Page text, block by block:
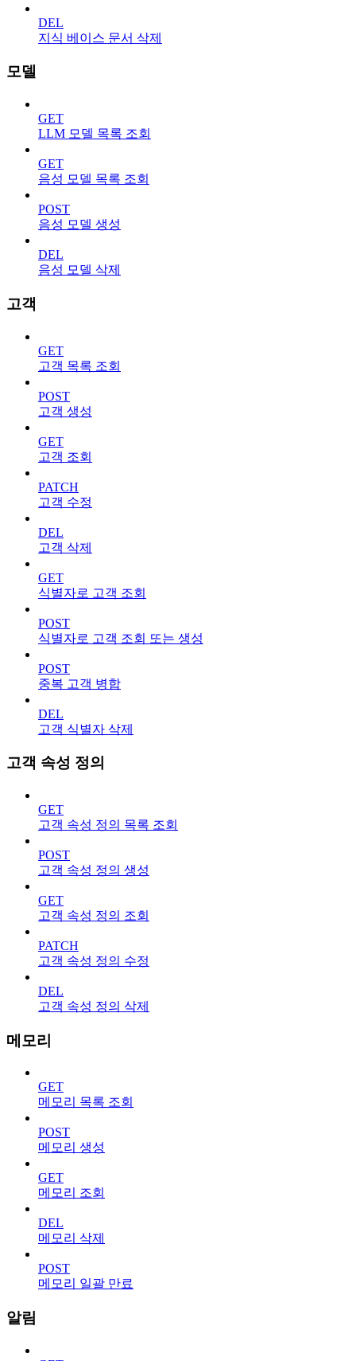
DEL
지식 베이스 문서 삭제
모델
GET
LLM 모델 목록 조회
GET
음성 모델 목록 조회
POST
음성 모델 생성
DEL
음성 모델 삭제
고객
GET
고객 목록 조회
POST
고객 생성
GET
고객 조회
PATCH
고객 수정
DEL
고객 삭제
GET
식별자로 고객 조회
POST
식별자로 고객 조회 또는 생성
POST
중복 고객 병합
DEL
고객 식별자 삭제
고객 속성 정의
GET
고객 속성 정의 목록 조회
POST
고객 속성 정의 생성
GET
고객 속성 정의 조회
PATCH
고객 속성 정의 수정
DEL
고객 속성 정의 삭제
메모리
GET
메모리 목록 조회
POST
메모리 생성
GET
메모리 조회
DEL
메모리 삭제
POST
메모리 일괄 만료
알림